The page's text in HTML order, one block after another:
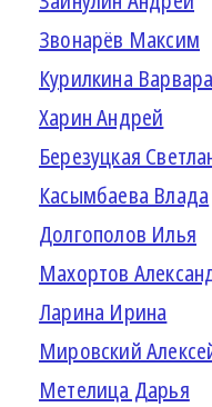
Звонарёв Максим
Курилкина Варвара
Харин Андрей
Березуцкая
Касымбаева Влада
Долгополов Илья
Махортов
Ларина Ирина
Мировский
Метелица Дарья